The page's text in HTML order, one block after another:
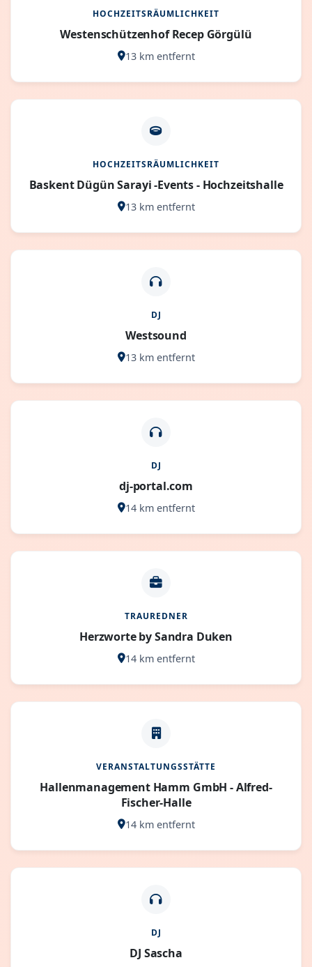
HOCHZEITSRÄUMLICHKEIT
Westenschützenhof Recep Görgülü
13 km entfernt
HOCHZEITSRÄUMLICHKEIT
Baskent Dügün Sarayi -Events - Hochzeitshalle
13 km entfernt
DJ
Westsound
13 km entfernt
DJ
dj-portal.com
14 km entfernt
TRAUREDNER
Herzworte by Sandra Duken
14 km entfernt
VERANSTALTUNGSSTÄTTE
Hallenmanagement Hamm GmbH - Alfred-
Fischer-Halle
14 km entfernt
DJ
DJ Sascha